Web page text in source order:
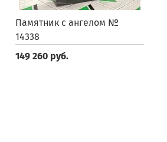
Памятник с ангелом №
14338
149 260 руб.